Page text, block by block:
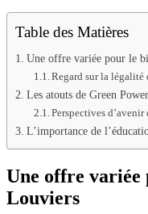
Table des Matières
Une offre variée pour le
Regard sur la légalité
Les atouts de Green
Perspectives
L’importance de
Une offre variée
Louviers